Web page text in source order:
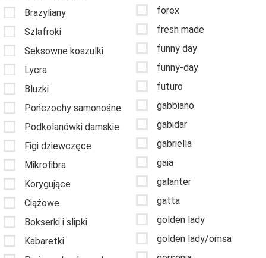
Brazyliany
Szlafroki
Seksowne koszulki
Lycra
Bluzki
Pończochy samonośne
Podkolanówki damskie
Figi dziewczęce
Mikrofibra
Korygujące
Ciążowe
Bokserki i slipki
Kabaretki
forex
fresh made
funny day
funny-day
futuro
gabbiano
gabidar
gabriella
gaia
galanter
gatta
golden lady
golden lady/omsa